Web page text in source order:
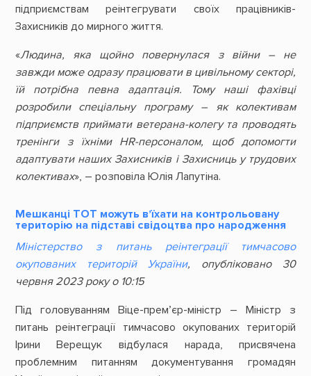
підприємствам реінтегрувати своїх працівників-
Захисників до мирного життя.
«Людина, яка щойно повернулася з війни – не
завжди може одразу працювати в цивільному секторі,
їй потрібна певна адаптація. Тому наші фахівці
розробили спеціальну програму – як колективам
підприємств приймати ветерана-колегу та проводять
тренінги з їхніми HR-персоналом, щоб допомогти
адаптувати наших Захисників і Захисниць у трудових
колективах», – розповіла Юлія Лапутіна.
Мешканці ТОТ можуть вʼїхати на контрольовану
територію на підставі свідоцтва про народження
Міністерство з питань реінтеграції тимчасово
окупованих територій України, опубліковано 30
червня 2023 року о 10:15
Під головуванням Віце-прем’єр-міністр – Міністр з
питань реінтеграції тимчасово окупованих територій
Ірини Верещук відбулася нарада, присвячена
проблемним питанням документування громадян